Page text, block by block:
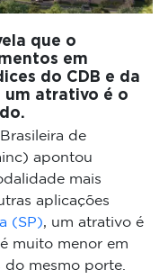
que o
em
do CDB e da
um atrativo é o
de
apontou
mais
aplicações
(SP), um atrativo é
muito menor em
do mesmo porte.